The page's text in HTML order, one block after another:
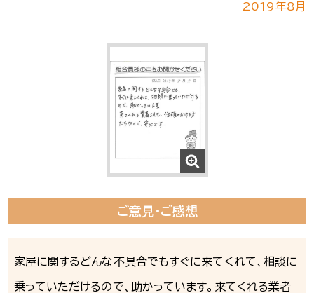
2019年8月
ご意見・ご感想
家屋に関するどんな不具合でもすぐに来てくれて、相談に
乗っていただけるので、助かっています。来てくれる業者